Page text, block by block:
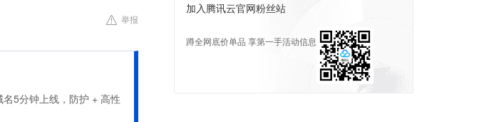
举报
5分钟上线，防护 + 高性
加入腾讯云官网粉丝站
蹲全网底价单品 享第一手活动信息